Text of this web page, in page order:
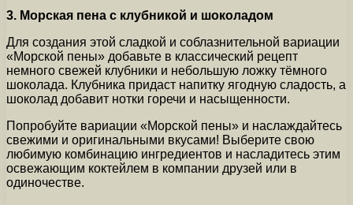
3. Морская пена с клубникой и шоколадом
Для создания этой сладкой и соблазнительной вариации
«Морской пены» добавьте в классический рецепт
немного свежей клубники и небольшую ложку тёмного
шоколада. Клубника придаст напитку ягодную сладость, а
шоколад добавит нотки горечи и насыщенности.
Попробуйте вариации «Морской пены» и наслаждайтесь
свежими и оригинальными вкусами! Выберите свою
любимую комбинацию ингредиентов и насладитесь этим
освежающим коктейлем в компании друзей или в
одиночестве.